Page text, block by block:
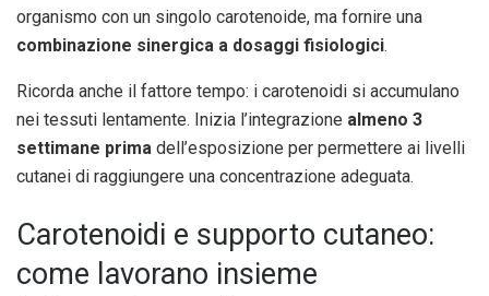
organismo con un singolo carotenoide, ma fornire una
combinazione sinergica a dosaggi fisiologici.
Ricorda anche il fattore tempo: i carotenoidi si accumulano
nei tessuti lentamente. Inizia l’integrazione almeno 3
settimane prima dell’esposizione per permettere ai livelli
cutanei di raggiungere una concentrazione adeguata.
Carotenoidi e supporto cutaneo:
come lavorano insieme